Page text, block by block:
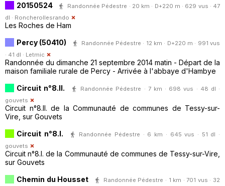
20150524
Randonnée Pédestre · 20 km · D+220 m · 629 vus · 47
dl · Roncherollesrando
Les Roches de Ham
Percy (50410)
Randonnée Pédestre · 12 km · D+220 m · 991 vus
· 41 dl · Letmic
Randonnée du dimanche 21 septembre 2014 matin - Départ de la
maison familiale rurale de Percy - Arrivée à l'abbaye d'Hambye
Circuit n°8.II.
Randonnée Pédestre · 7 km · 698 vus · 48 dl ·
gouvets
Circuit n°8.II. de la Communauté de communes de Tessy-sur-
Vire, sur Gouvets
Circuit n°8.I.
Randonnée Pédestre · 6 km · 645 vus · 51 dl ·
gouvets
Circuit n°8.I. de la Communauté de communes de Tessy-sur-Vire,
sur Gouvets
Chemin du Housset
Randonnée Pédestre · 1 km · 701 vus · 32